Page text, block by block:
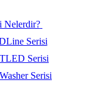
Nelerdir?
Serisi
Serisi
Serisi